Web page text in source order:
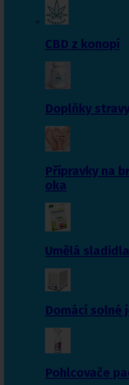
CBD z konopí
Doplňky
Přípravky na
oka
Umělá sladidla
Domácí solné
Pohlcovače